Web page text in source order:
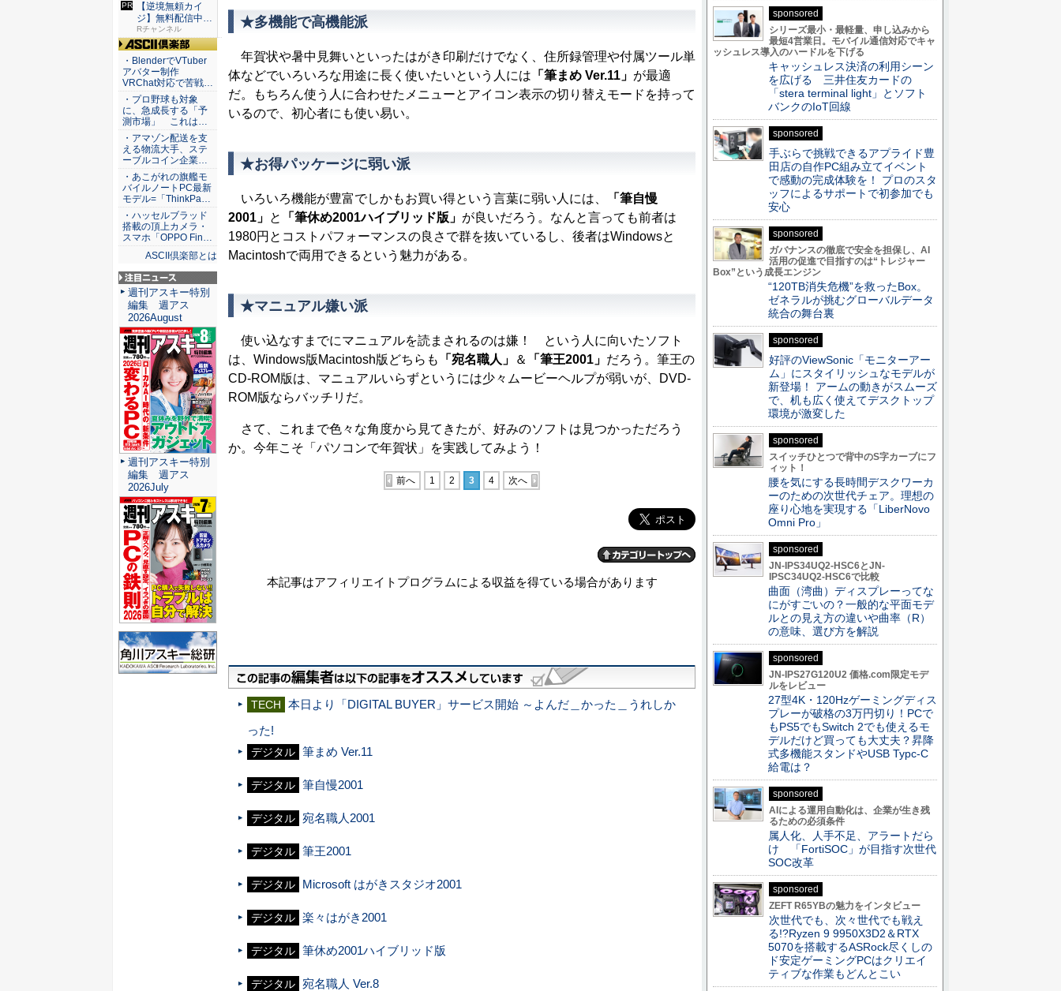
★多機能で高機能派
年賀状や暑中見舞いといったはがき印刷だけでなく、住所録管理や付属ツール単
体などでいろいろな用途に長く使いたいという人には 「筆まめ Ver.11」 が最適
だ。もちろん使う人に合わせたメニューとアイコン表示の切り替えモードを持って
いるので、初心者にも使い易い。
★お得パッケージに弱い派
いろいろ機能が豊富でしかもお買い得という言葉に弱い人には、
「筆自慢
2001」 と 「筆休め2001ハイブリッド版」 が良いだろう。なんと言っても前者は
1980円とコストパフォーマンスの良さで群を抜いているし、後者はWindowsと
Macintoshで両用できるという魅力がある。
★マニュアル嫌い派
使い込なすまでにマニュアルを読まされるのは嫌！ という人に向いたソフト
は、Windows版Macintosh版どちらも
「宛名職人」 ＆ 「筆王2001」 だろう。筆王の
CD-ROM版は、マニュアルいらずというには少々ムービーヘルプが弱いが、DVD-
ROM版ならバッチリだ。
さて、これまで色々な角度から見てきたが、好みのソフトは見つかっただろう
か。今年こそ「パソコンで年賀状」を実践してみよう！
前へ 1 2 3 4 次へ
本記事はアフィリエイトプログラムによる収益を得ている場合があります
TECH
本日より「DIGITAL BUYER」サービス開始 ～よんだ＿かった＿うれしか
った!
デジタル 筆まめ Ver.11
デジタル 筆自慢2001
デジタル 宛名職人2001
デジタル 筆王2001
デジタル Microsoft はがきスタジオ2001
デジタル 楽々はがき2001
デジタル 筆休め2001ハイブリッド版
デジタル 宛名職人 Ver.8
【逆境無頼カイ
ジ】無料配信中！
Rチャンネ...
Rチャンネル
ASCII倶楽部
・BlenderでVTuber
アバター制作
VRChat対応で苦戦…
・プロ野球も対象
に、急成長する「予
測市場」 これは…
・アマゾン配送を支
える物流大手、ステ
ーブルコイン企業…
・あこがれの旗艦モ
バイルノートPC最新
モデル=「ThinkPa…
・ハッセルブラッド
搭載の頂上カメラ・
スマホ「OPPO Fin…
ASCII倶楽部とは
注目ニュース
週刊アスキー特別
編集 週アス
2026August
週刊アスキー特別
編集 週アス
2026July
sponsored
シリーズ最小・最軽量、申し込みから
最短4営業日。モバイル通信対応でキャ
ッシュレス導入のハードルを下げる
キャッシュレス決済の利用シーン
を広げる 三井住友カードの
「stera terminal light」とソフト
バンクのIoT回線
sponsored
手ぶらで挑戦できるアプライド豊
田店の自作PC組み立てイベント
で感動の完成体験を！ プロのスタ
ッフによるサポートで初参加でも
安心
sponsored
ガバナンスの徹底で安全を担保し、AI
活用の促進で目指すのは“トレジャー
Box”という成長エンジン
“120TB消失危機”を救ったBox。
ゼネラルが挑むグローバルデータ
統合の舞台裏
sponsored
好評のViewSonic「モニターアー
ム」にスタイリッシュなモデルが
新登場！ アームの動きがスムーズ
で、机も広く使えてデスクトップ
環境が激変した
sponsored
スイッチひとつで背中のS字カーブにフ
ィット！
腰を気にする長時間デスクワーカ
ーのための次世代チェア。理想の
座り心地を実現する「LiberNovo
Omni Pro」
sponsored
JN-IPS34UQ2-HSC6とJN-
IPSC34UQ2-HSC6で比較
曲面（湾曲）ディスプレーってな
にがすごいの？一般的な平面モデ
ルとの見え方の違いや曲率（R）
の意味、選び方を解説
sponsored
JN-IPS27G120U2 価格.com限定モデ
ルをレビュー
27型4K・120Hzゲーミングディス
プレーが破格の3万円切り！PCで
もPS5でもSwitch 2でも使えるモ
デルだけど買っても大丈夫？昇降
式多機能スタンドやUSB Typc-C
給電は？
sponsored
AIによる運用自動化は、企業が生き残
るための必須条件
属人化、人手不足、アラートだら
け 「FortiSOC」が目指す次世代
SOC改革
sponsored
ZEFT R65YBの魅力をインタビュー
次世代でも、次々世代でも戦え
る!?Ryzen 9 9950X3D2＆RTX
5070を搭載するASRock尽くしの
ド安定ゲーミングPCはクリエイ
ティブな作業もどんとこい